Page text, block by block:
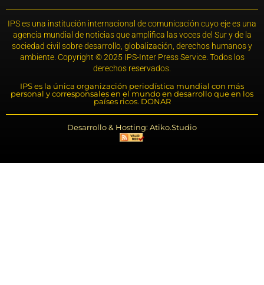
IPS es una institución internacional de comunicación cuyo eje es una
agencia mundial de noticias que amplifica las voces del Sur y de la
sociedad civil sobre desarrollo, globalización, derechos humanos y
ambiente. Copyright © 2025 IPS-Inter Press Service. Todos los
derechos reservados.
IPS es la única organización periodística mundial con más
personal y corresponsales en el mundo en desarrollo que en los
países ricos. DONAR
Desarrollo & Hosting: Atiko.Studio